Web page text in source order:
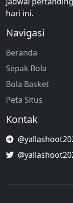
hari ini.
Navigasi
Beranda
Sepak Bola
Bola Basket
Peta Situs
Kontak